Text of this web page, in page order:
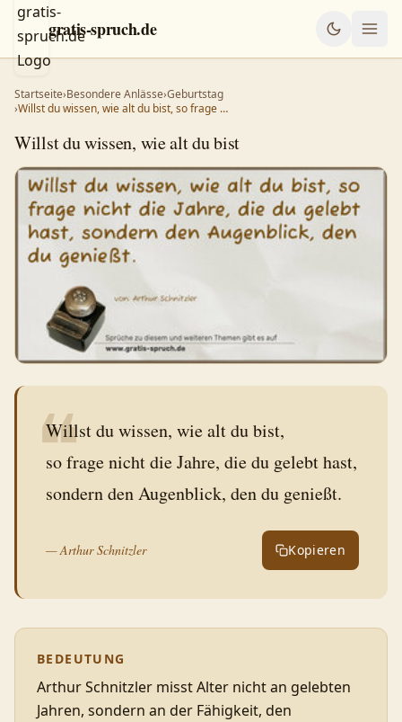
gratis-spruch.de
Startseite›Besondere Anlässe›Geburtstag
›Willst du wissen, wie alt du bist, so frage …
Willst du wissen, wie alt du bist
❝
Willst du wissen, wie alt du bist,
so frage nicht die Jahre, die du gelebt hast,
sondern den Augenblick, den du genießt.
—Arthur Schnitzler Kopieren
BEDEUTUNG
Arthur Schnitzler misst Alter nicht an gelebten
Jahren, sondern an der Fähigkeit, den